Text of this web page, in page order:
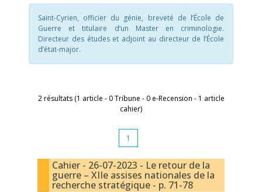
Saint-Cyrien, officier du génie, breveté de l’École de
Guerre et titulaire d’un Master en criminologie.
Directeur des études et adjoint au directeur de l’École
d’état-major.
2 résultats (1 article - 0 Tribune - 0 e-Recension - 1 article
cahier)
1
Cahier - 26-07-2023 - Le retour de la
guerre – XIIe assises nationales de la
recherche stratégique - p. 71-78